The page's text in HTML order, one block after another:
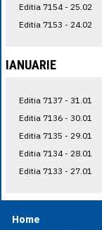
Editia 7154 - 25.02
Editia 7153 - 24.02
IANUARIE
Editia 7137 - 31.01
Editia 7136 - 30.01
Editia 7135 - 29.01
Editia 7134 - 28.01
Editia 7133 - 27.01
Home